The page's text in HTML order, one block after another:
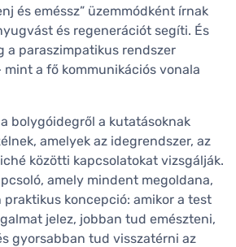
és eméssz” üzemmódként írnak
és regenerációt segíti. És
a paraszimpatikus rendszer
mint a fő kommunikációs vonala
bolygóidegről a kutatásoknak
amelyek az idegrendszer, az
közötti kapcsolatokat vizsgálják.
amely mindent megoldana,
koncepció: amikor a test
jelez, jobban tud emészteni,
gyorsabban tud visszatérni az